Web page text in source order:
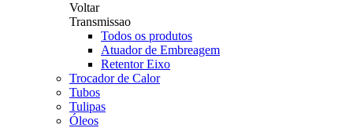
Voltar
Transmissao
Todos os produtos
Atuador de Embreagem
Retentor Eixo
Trocador de Calor
Tubos
Tulipas
Óleos